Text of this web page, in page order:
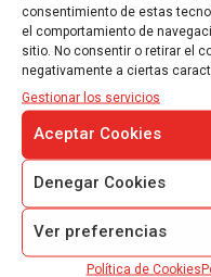
consentimiento de estas
el comportamiento de
sitio. No consentir o retirar el
negativamente a ciertas
Gestionar los servicios
Aceptar Cookies
Denegar Cookies
Ver preferencias
Política de Cookies
Read more